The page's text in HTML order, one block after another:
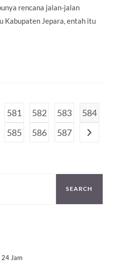
rencana jalan-jalan
Kabupaten Jepara, entah itu
581 582 583
584
585
586 587 Go to
SEARCH
Jam